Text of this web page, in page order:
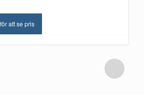
att se pris